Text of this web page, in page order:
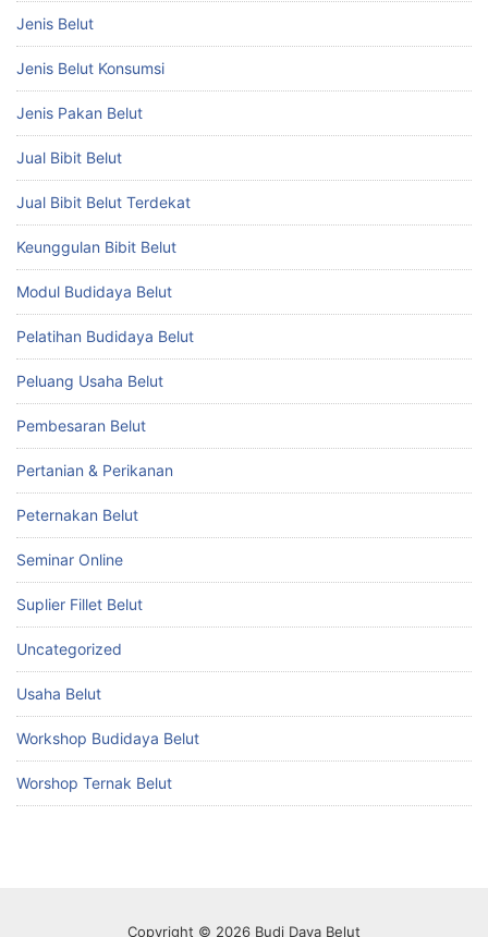
Jenis Belut
Jenis Belut Konsumsi
Jenis Pakan Belut
Jual Bibit Belut
Jual Bibit Belut Terdekat
Keunggulan Bibit Belut
Modul Budidaya Belut
Pelatihan Budidaya Belut
Peluang Usaha Belut
Pembesaran Belut
Pertanian & Perikanan
Peternakan Belut
Seminar Online
Suplier Fillet Belut
Uncategorized
Usaha Belut
Workshop Budidaya Belut
Worshop Ternak Belut
Copyright © 2026 Budi Daya Belut